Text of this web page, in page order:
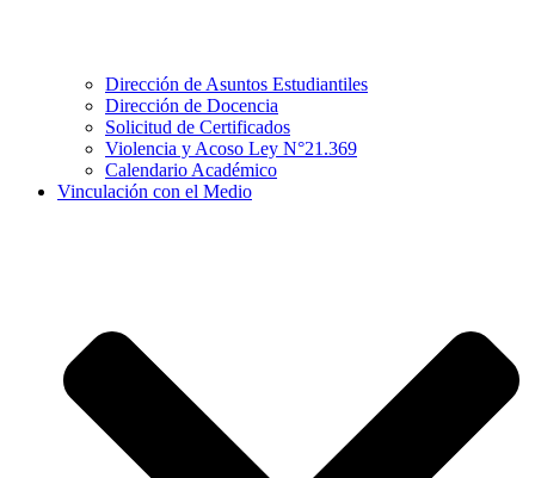
Dirección de Asuntos Estudiantiles
Dirección de Docencia
Solicitud de Certificados
Violencia y Acoso Ley N°21.369
Calendario Académico
Vinculación con el Medio